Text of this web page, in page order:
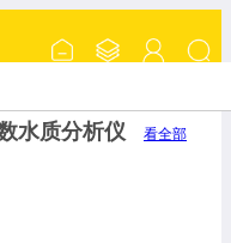
水质分析仪 看全部